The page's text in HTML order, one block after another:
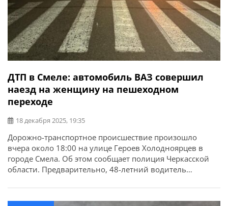
ДТП в Смеле: автомобиль ВАЗ совершил
наезд на женщину на пешеходном
переходе
18 декабря 2025, 19:35
Дорожно-транспортное происшествие произошло
вчера около 18:00 на улице Героев Холодноярцев в
городе Смела. Об этом сообщает полиция Черкасской
области. Предварительно, 48-летний водитель
пешехода, которая переходила дорогу по
нерегулируемому пешеходному переходу. 59-летнюю